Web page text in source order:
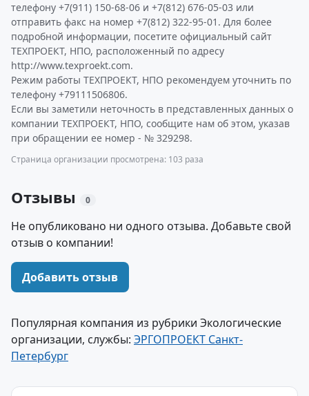
телефону +7(911) 150-68-06 и +7(812) 676-05-03 или
отправить факс на номер +7(812) 322-95-01. Для более
подробной информации, посетите официальный сайт
ТЕХПРОЕКТ, НПО, расположенный по адресу
http://www.texproekt.com.
Режим работы ТЕХПРОЕКТ, НПО рекомендуем уточнить по
телефону +79111506806.
Если вы заметили неточность в представленных данных о
компании ТЕХПРОЕКТ, НПО, сообщите нам об этом, указав
при обращении ее номер - № 329298.
Страница организации просмотрена: 103 раза
Отзывы 0
Не опубликовано ни одного отзыва. Добавьте свой
отзыв о компании!
Добавить отзыв
Популярная компания из рубрики Экологические
организации, службы: ЭРГОПРОЕКТ Санкт-
Петербург